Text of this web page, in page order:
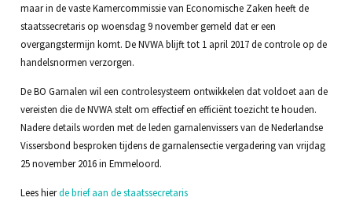
maar in de vaste Kamercommissie van Economische Zaken heeft de
staatssecretaris op woensdag 9 november gemeld dat er een
overgangstermijn komt. De NVWA blijft tot 1 april 2017 de controle op de
handelsnormen verzorgen.
De BO Garnalen wil een controlesysteem ontwikkelen dat voldoet aan de
vereisten die de NVWA stelt om effectief en efficiënt toezicht te houden.
Nadere details worden met de leden garnalenvissers van de Nederlandse
Vissersbond besproken tijdens de garnalensectie vergadering van vrijdag
25 november 2016 in Emmeloord.
Lees hierde brief aan de staatssecretaris